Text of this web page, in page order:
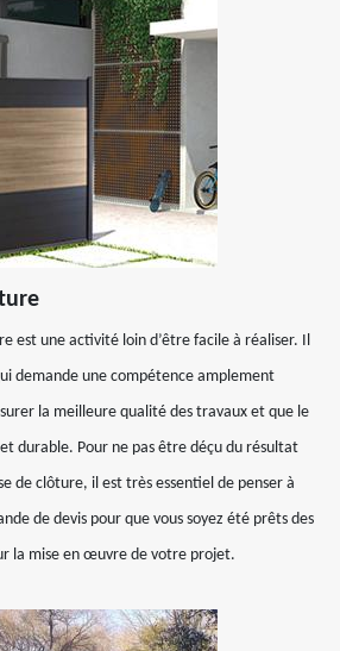
est une activité loin d’être facile à réaliser. Il
demande une compétence amplement
la meilleure qualité des travaux et que le
durable. Pour ne pas être déçu du résultat
de clôture, il est très essentiel de penser à
de devis pour que vous soyez été prêts des
la mise en œuvre de votre projet.